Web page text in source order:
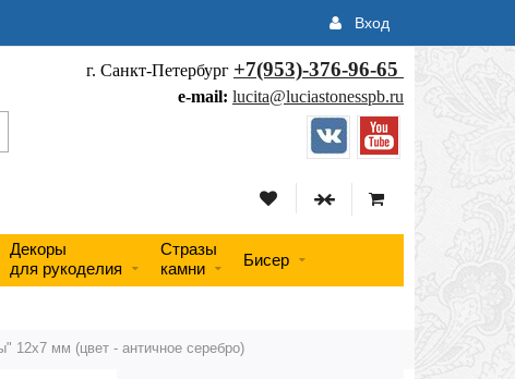
Вход
г. Санкт-Петербург +7(953)-376-96-65
e-mail: lucita@luciastonesspb.ru
Декоры
для рукоделия
Стразы
камни
Бисер
12х7 мм (цвет - античное серебро)